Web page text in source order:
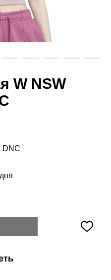
W NSW
DNC